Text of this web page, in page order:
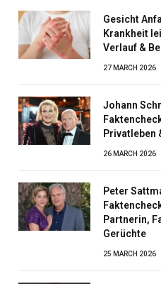
Gesicht
Krankheit
Verlauf &
27 MARCH 2026
Johann
Privatleben
26 MARCH 2026
Peter
Partnerin,
Gerüchte
25 MARCH 2026